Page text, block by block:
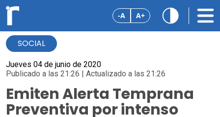
-A A+
SOCIAL
Jueves 04 de junio de 2020
Publicado a las 21:26 | Actualizado a las 21:26
Emiten Alerta Temprana
Preventiva por intenso